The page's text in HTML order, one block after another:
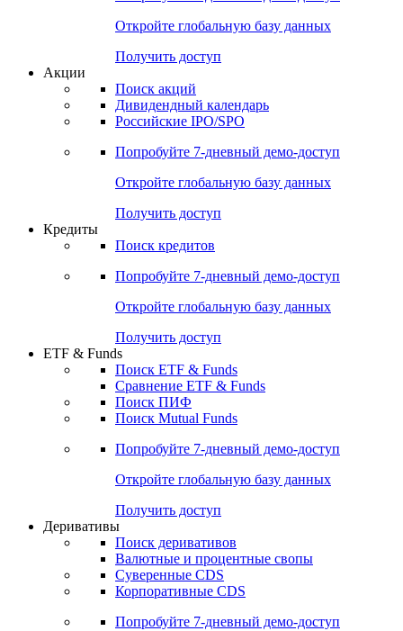
Откройте глобальную базу данных
Получить доступ
Акции
Поиск акций
Дивидендный календарь
Российские IPO/SPO
Попробуйте 7-дневный демо-доступ
Откройте глобальную базу данных
Получить доступ
Кредиты
Поиск кредитов
Попробуйте 7-дневный демо-доступ
Откройте глобальную базу данных
Получить доступ
ETF & Funds
Поиск ETF & Funds
Сравнение ETF & Funds
Поиск ПИФ
Поиск Mutual Funds
Попробуйте 7-дневный демо-доступ
Откройте глобальную базу данных
Получить доступ
Деривативы
Поиск деривативов
Валютные и процентные свопы
Суверенные CDS
Корпоративные CDS
Попробуйте 7-дневный демо-доступ